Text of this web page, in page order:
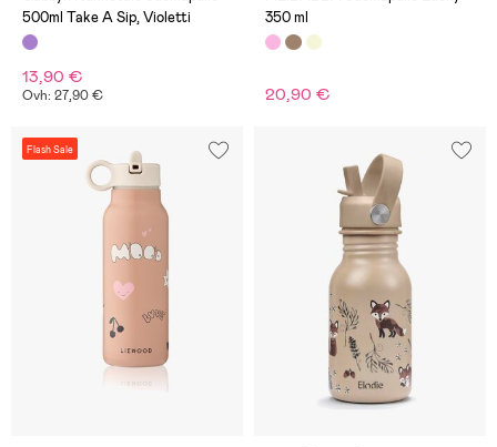
500ml Take A Sip, Violetti
13,90 €
Ovh: 27,90 €
350 ml
20,90 €
Flash Sale